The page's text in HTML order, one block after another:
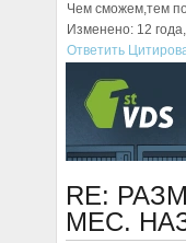
Чем сможем,тем
Изменено: 12
Ответить
RE:
МЕС.